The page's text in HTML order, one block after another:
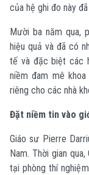
của hệ ghi đo này
Mười ba năm qua,
hiệu quả và đã có
tế và đặc biệt các
niềm đam mê
riêng cho các nhà
Đặt niềm tin vào
Giáo sư Pierre
Nam. Thời gian
tại phòng thí